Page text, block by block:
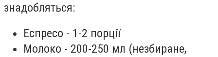
знадобляться:
Еспресо - 1-2 порції
Молоко - 200-250 мл (незбиране,